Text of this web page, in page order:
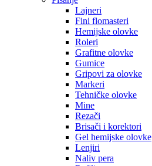
Lajneri
Fini flomasteri
Hemijske olovke
Roleri
Grafitne olovke
Gumice
Gripovi za olovke
Markeri
Tehničke olovke
Mine
Rezači
Brisači i korektori
Gel hemijske olovke
Lenjiri
Naliv pera